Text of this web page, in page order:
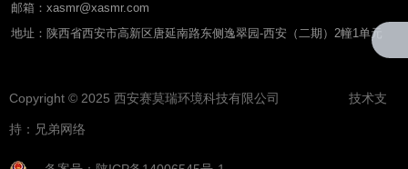
邮箱：xasmr@xasmr.com
地址：陕西省西安市高新区唐延南路东侧逸翠园-西安（二期）2幢1单元
Copyright © 2025 西安赛莫瑞环境科技有限公司 技术支
持： 兄弟网络